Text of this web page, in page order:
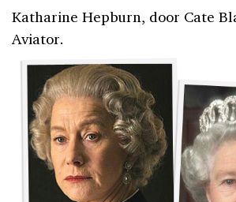
Katharine Hepburn, door Cate
Aviator.